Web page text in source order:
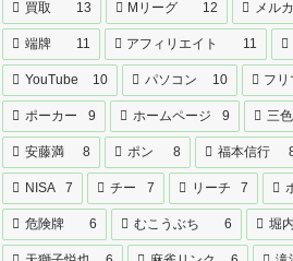
買取 13 Mリーグ 12 メル
端牌 11 アフィリエイト 11
YouTube 10 パソコン 10 フリ
ポーカー 9 ホームページ 9 三色
安藤満 8 ポン 8 福本信行
NISA 7 チー 7 リーチ 7
危険牌 6 むこうぶち 6 堀